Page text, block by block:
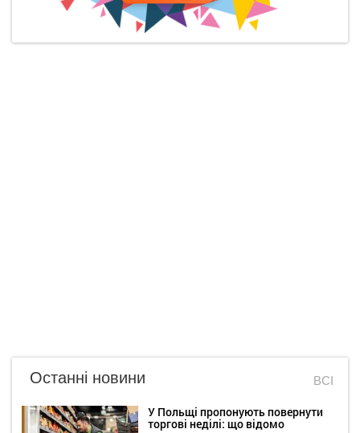
Останні новини ВСІ
У Польщі пропонують повернути
торгові неділі: що відомо